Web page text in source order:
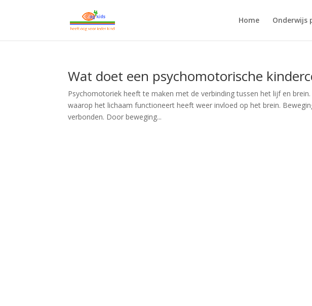
Home Onderwijs
Wat doet een psychomotorische
Psychomotoriek heeft te maken met de verbinding tussen het lijf en
waarop het lichaam functioneert heeft weer invloed op het brein.
verbonden. Door beweging...